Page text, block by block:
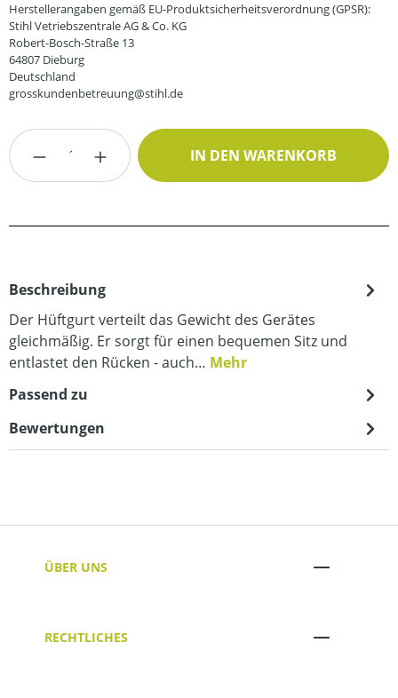
Herstellerangaben gemäß EU-Produktsicherheitsverordnung (GPSR):
Stihl Vetriebszentrale AG & Co. KG
Robert-Bosch-Straße 13
64807 Dieburg
Deutschland
grosskundenbetreuung@stihl.de
Produkt Anzahl: Gib den gewünschten
IN DEN WARENKORB
Beschreibung
Der Hüftgurt verteilt das Gewicht des Gerätes
gleichmäßig. Er sorgt für einen bequemen Sitz und
entlastet den Rücken - auch… Mehr
Passend zu
Bewertungen
ÜBER UNS
RECHTLICHES